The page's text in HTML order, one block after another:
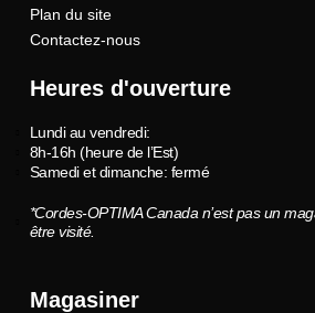
Plan du site
Contactez-nous
Heures d'ouverture
Lundi au vendredi:
8h-16h (heure de l’Est)
Samedi et dimanche: fermé
*Cordes-OPTIMA Canada n’est pas un
être visité.
Magasiner